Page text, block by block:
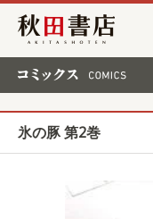
秋田書店
氷の豚 第2巻